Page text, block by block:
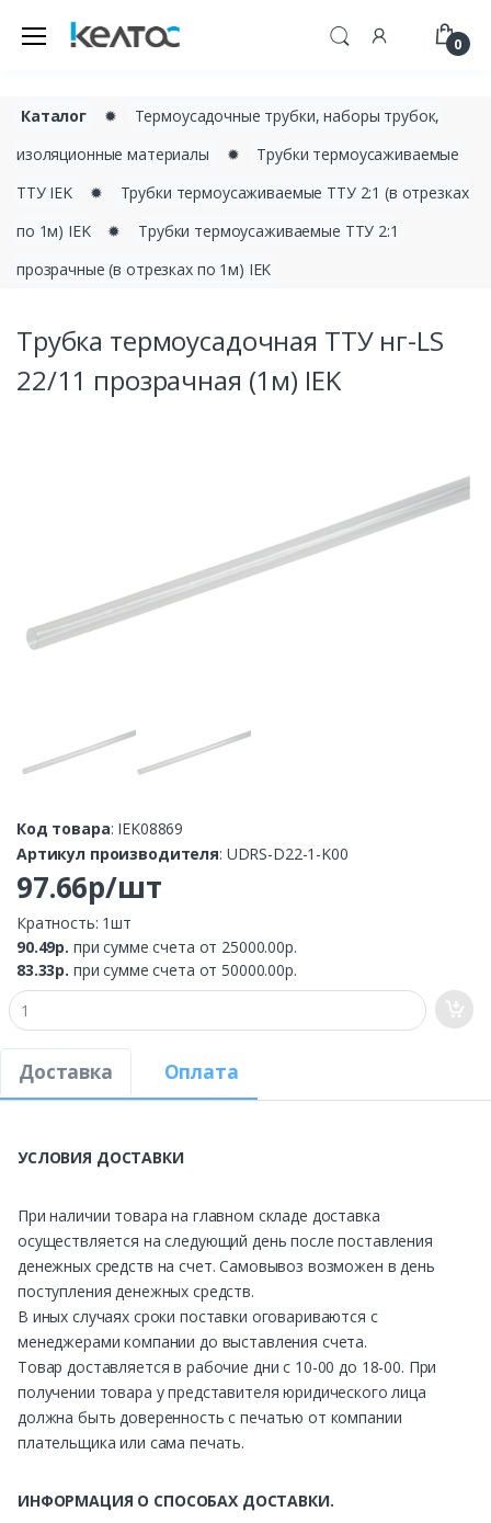
0
Каталог ✹
Термоусадочные трубки, наборы трубок,
изоляционные материалы
✹
Трубки термоусаживаемые
ТТУ IEK
✹
Трубки термоусаживаемые ТТУ 2:1 (в отрезках
по 1м) IEK
✹
Трубки термоусаживаемые ТТУ 2:1
прозрачные (в отрезках по 1м) IEK
Трубка термоусадочная ТТУ нг-LS
22/11 прозрачная (1м) IEK
Код товара: IEK08869
Артикул производителя: UDRS-D22-1-K00
97.66р/шт
Кратность: 1шт
90.49р. при сумме счета от 25000.00р.
83.33р. при сумме счета от 50000.00р.
Доставка Оплата
УСЛОВИЯ ДОСТАВКИ
При наличии товара на главном складе доставка
осуществляется на следующий день после поставления
денежных средств на счет. Самовывоз возможен в день
поступления денежных средств.
В иных случаях сроки поставки оговариваются с
менеджерами компании до выставления счета.
Товар доставляется в рабочие дни с 10-00 до 18-00. При
получении товара у представителя юридического лица
должна быть доверенность с печатью от компании
плательщика или сама печать.
ИНФОРМАЦИЯ О СПОСОБАХ ДОСТАВКИ.